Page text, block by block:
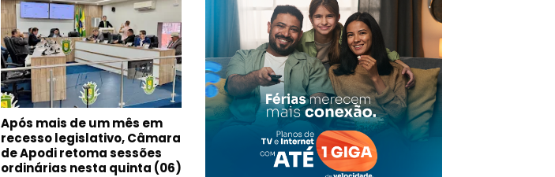
Após mais de um mês em
recesso legislativo, Câmara
de Apodi retoma sessões
ordinárias nesta quinta (06)